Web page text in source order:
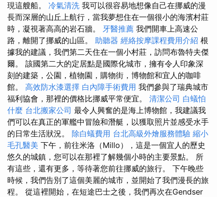
現這艘船。 冷氣清洗 我可以很容易地想像自己在挪威的漫
長而深層的山丘上航行，當我夢想住在一個很小的海濱村莊
時，凝視著高高的岩石牆。 牙醫推薦 我們開車上高速公
路，離開了挪威的山區。 助聽器 經絡按摩課程費用介紹 根
據我的建議，我們第二天住在一個小村莊，訪問布魯特夫傑
爾。 該國第二大的定居點是國際化城市，擁有令人印象深
刻的建築，公園，植物園，購物街，博物館和宜人的咖啡
館。 高效防水漆選擇 白內障手術費用 我們參與了瑞典城市
福利協會，那裡的價格比挪威平常便宜。 清潔公司 白蟻怕
什麼 台北搬家公司 最令人興奮的是海上博物館，我建議我
們可以在真正的軍艦中冒險和潛艇，以獲取照片並感受水手
的日常生活狀況。 除白蟻費用 台北高級外燴服務體驗 縮小
毛孔醫美 下午，前往米洛（Millo），這是一個宜人的歷史
悠久的城鎮，您可以在那裡了解幾個小時的主要景點。 所
有這些，還有更多，等待著您前往挪威的旅行。 下午晚些
時候，我們告別了這個美麗的城市，並開始了我們漫長的旅
程。 從這裡開始，在短途巴士之後，我們再次在Gendser